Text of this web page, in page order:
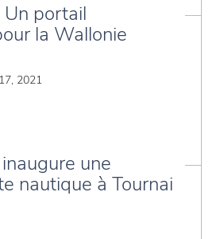
portail
la Wallonie
2021
une
nautique à Tournai